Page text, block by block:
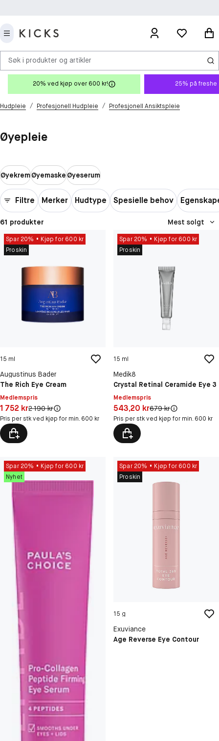
Søk i produkter og artikler
20% ved kjøp over 600 kr! 25% på freshe
Hudpleie / Profesjonell Hudpleie / Profesjonell Ansiktspleie
Øyepleie
ØyekremØyemaskeØyeserum
Filtre Merker Hudtype Spesielle behov
61 produkter Mest solgt
Spar 20%
Kjøp for 600 kr
Proskin
15 ml
Augustinus Bader
The Rich Eye Cream
Medlemspris
Pris: 1 752 kr
1 752 krOriginal pris:
2 190 kr
Pris per stk ved kjøp for min. 600 kr
Spar 20%
Kjøp for 600 kr
Proskin
15 ml
Medik8
Crystal Retinal Ceramide Eye 3
Medlemspris
Pris: 543,20 kr
543,20 krOriginal pris:
679 kr
Pris per stk ved kjøp for min. 600 kr
Spar 20%
Kjøp for 600 kr
Nyhet
Spar 20%
Kjøp for 600 kr
Proskin
15 g
Exuviance
Age Reverse Eye Contour